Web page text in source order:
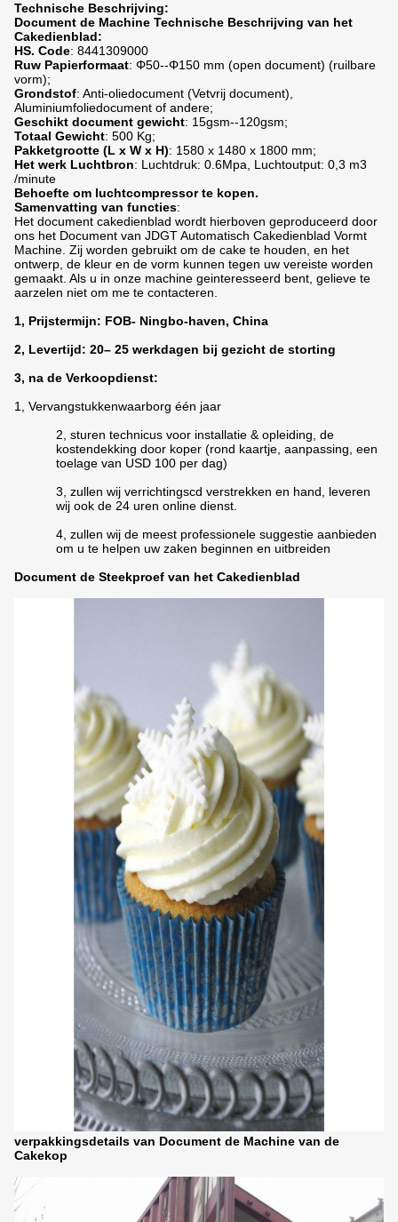
Technische Beschrijving:
Document de Machine Technische Beschrijving van het
Cakedienblad:
HS. Code: 8441309000
Ruw Papierformaat: Φ50--Φ150 mm (open document) (ruilbare
vorm);
Grondstof: Anti-oliedocument (Vetvrij document),
Aluminiumfoliedocument of andere;
Geschikt document gewicht: 15gsm--120gsm;
Totaal Gewicht: 500 Kg;
Pakketgrootte (L x W x H): 1580 x 1480 x 1800 mm;
Het werk Luchtbron: Luchtdruk: 0.6Mpa, Luchtoutput: 0,3 m3
/minute
Behoefte om luchtcompressor te kopen.
Samenvatting van functies:
Het document cakedienblad wordt hierboven geproduceerd door
ons het Document van JDGT Automatisch Cakedienblad Vormt
Machine. Zij worden gebruikt om de cake te houden, en het
ontwerp, de kleur en de vorm kunnen tegen uw vereiste worden
gemaakt. Als u in onze machine geinteresseerd bent, gelieve te
aarzelen niet om me te contacteren.
1, Prijstermijn: FOB- Ningbo-haven, China
2, Levertijd: 20– 25 werkdagen bij gezicht de storting
3, na de Verkoopdienst:
1, Vervangstukkenwaarborg één jaar
2, sturen technicus voor installatie & opleiding, de
kostendekking door koper (rond kaartje, aanpassing, een
toelage van USD 100 per dag)
3, zullen wij verrichtingscd verstrekken en hand, leveren
wij ook de 24 uren online dienst.
4, zullen wij de meest professionele suggestie aanbieden
om u te helpen uw zaken beginnen en uitbreiden
Document de Steekproef van het Cakedienblad
verpakkingsdetails van Document de Machine van de
Cakekop